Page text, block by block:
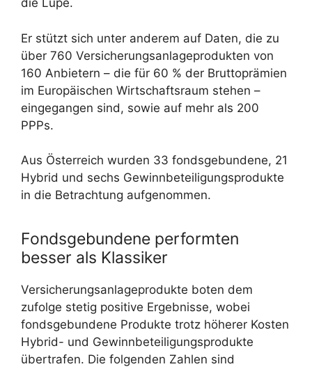
die Lupe.
Er stützt sich unter anderem auf Daten, die zu
über 760 Versicherungsanlageprodukten von
160 Anbietern – die für 60 % der Bruttoprämien
im Europäischen Wirtschaftsraum stehen –
eingegangen sind, sowie auf mehr als 200
PPPs.
Aus Österreich wurden 33 fondsgebundene, 21
Hybrid und sechs Gewinnbeteiligungsprodukte
in die Betrachtung aufgenommen.
Fondsgebundene performten
besser als Klassiker
Versicherungsanlageprodukte boten dem
zufolge stetig positive Ergebnisse, wobei
fondsgebundene Produkte trotz höherer Kosten
Hybrid- und Gewinnbeteiligungsprodukte
übertrafen. Die folgenden Zahlen sind